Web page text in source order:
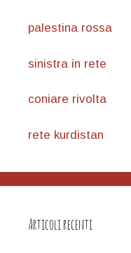
palestina rossa
sinistra in rete
coniare rivolta
rete kurdistan
Articoli recenti